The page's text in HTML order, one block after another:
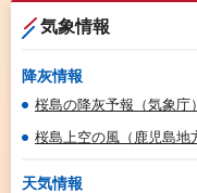
気象情報
降灰情報
桜島の降灰予報（気象庁）
桜島上空の風（鹿児島地
天気情報